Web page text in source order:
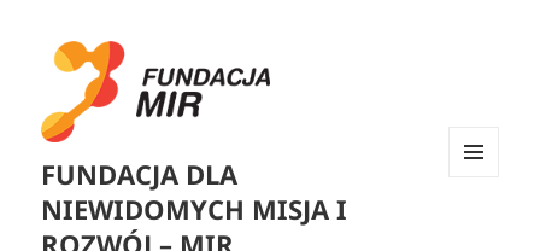
FUNDACJA DLA
NIEWIDOMYCH MISJA I